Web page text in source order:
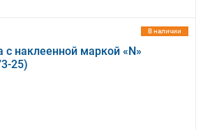
В наличии
с наклеенной маркой «N»
25)